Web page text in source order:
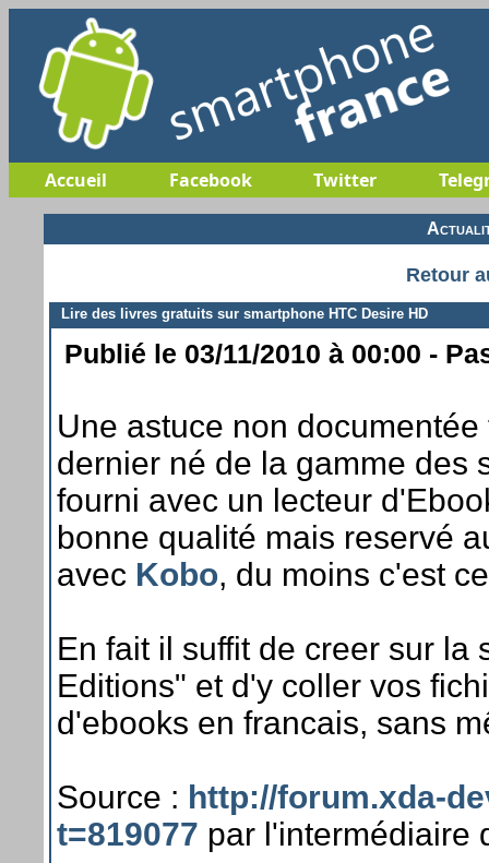
Accueil Facebook Twitter
Retour
Lire des livres gratuits sur smartphone HTC Desire HD
Publié le 03/11/2010 à 00:00 -
Une astuce non
dernier né de la gamme des
fourni avec un lecteur
bonne qualité mais reservé
avec Kobo, du moins c'est
En fait il suffit de creer sur
Editions" et d'y coller vos
d'ebooks en francais, sans
Source : http://forum.xda-
t=819077 par l'intermédiaire